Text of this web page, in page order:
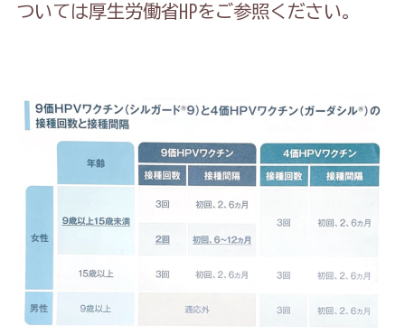
ついては厚生労働省HPをご参照ください。